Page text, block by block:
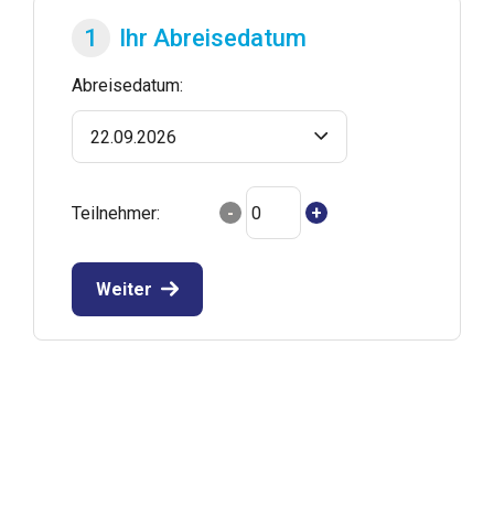
1 Ihr Abreisedatum
Abreisedatum:
22.09.2026
Teilnehmer: - +
Weiter